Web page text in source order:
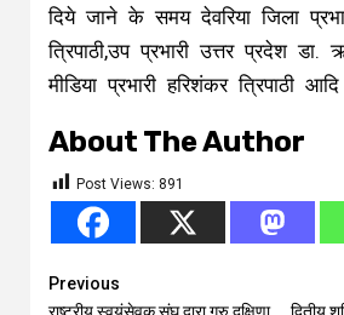
दिये जाने के समय देवरिया जिला
त्रिपाठी,उप प्रभारी उत्तर प्रदेश
मीडिया प्रभारी हरिशंकर त्रिपाठी
About The Author
Post Views: 891
Continue
Previous